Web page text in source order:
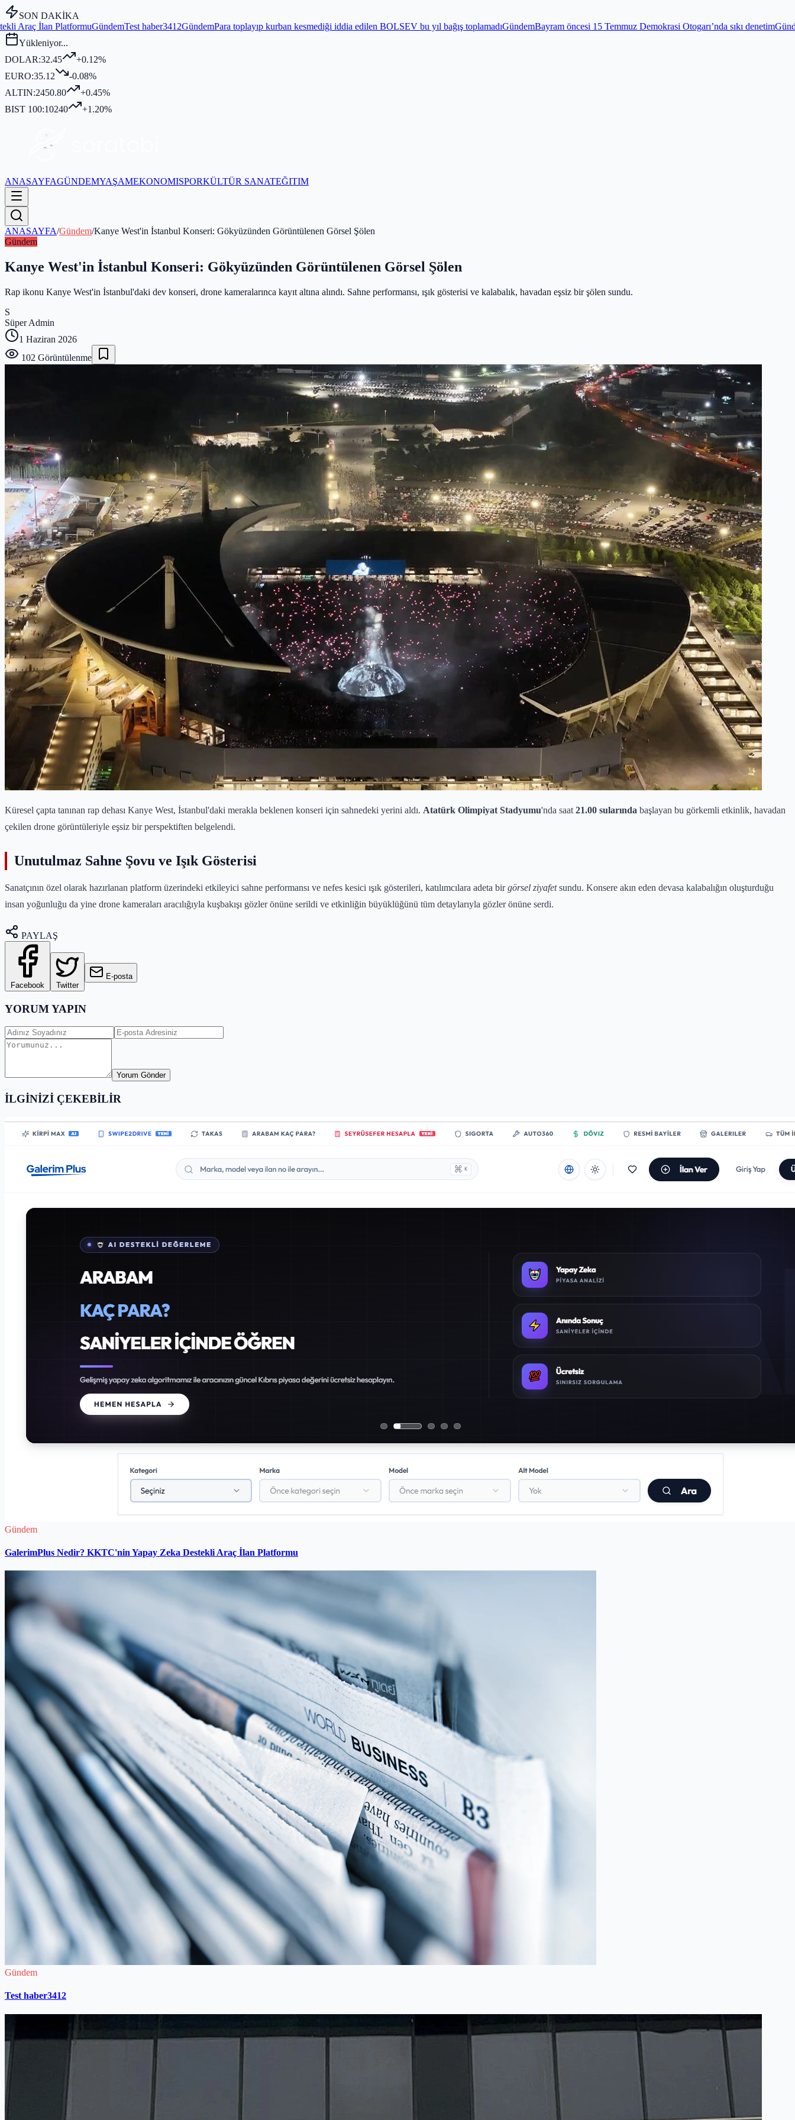
SON DAKİKA
Gündem Test haber3412GündemPara toplayıp kurban kesmediği iddia edilen BOLSEV bu yıl bağış toplamadıGündemBayram öncesi 15 Temmuz Demokrasi Otogarı’nda sıkı denetimGündemEdirnekapı
Yükleniyor...
DOLAR:32.45
+0.12%
EURO:35.12
-0.08%
ALTIN:2450.80
+0.45%
BIST 100:10240 +1.20%
ANASAYFAGÜNDEMYAŞAMEKONOMISPORKÜLTÜR SANATEĞITIM
ANASAYFA/Gündem/Kanye West'in İstanbul Konseri: Gökyüzünden Görüntülenen Görsel Şölen
Gündem
Kanye West'in İstanbul Konseri: Gökyüzünden Görüntülenen Görsel Şölen
Rap ikonu Kanye West'in İstanbul'daki dev konseri, drone kameralarınca kayıt altına alındı. Sahne performansı, ışık gösterisi ve kalabalık, havadan eşsiz bir şölen sundu.
S
Süper Admin
1 Haziran 2026
102 Görüntülenme
Küresel çapta tanınan rap dehası Kanye West, İstanbul'daki merakla beklenen konseri için sahnedeki yerini aldı. Atatürk Olimpiyat Stadyumu'nda saat 21.00 sularında başlayan bu görkemli etkinlik, havadan
çekilen drone görüntüleriyle eşsiz bir perspektiften belgelendi.
Unutulmaz Sahne Şovu ve Işık Gösterisi
Sanatçının özel olarak hazırlanan platform üzerindeki etkileyici sahne performansı ve nefes kesici ışık gösterileri, katılımcılara adeta birgörsel ziyafetsundu. Konsere akın eden devasa kalabalığın oluşturduğu
insan yoğunluğu da yine drone kameraları aracılığıyla kuşbakışı gözler önüne serildi ve etkinliğin büyüklüğünü tüm detaylarıyla gözler önüne serdi.
PAYLAŞ
Facebook Twitter
E-posta
YORUM YAPIN
Yorum Gönder
İLGİNİZİ ÇEKEBİLİR
Gündem
GalerimPlus Nedir? KKTC'nin Yapay Zeka Destekli Araç İlan Platformu
Gündem
Test haber3412